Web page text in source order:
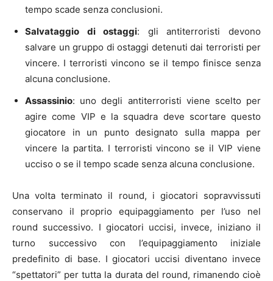
tempo scade senza conclusioni.
Salvataggio di ostaggi: gli antiterroristi devono
salvare un gruppo di ostaggi detenuti dai terroristi per
vincere. I terroristi vincono se il tempo finisce senza
alcuna conclusione.
Assassinio: uno degli antiterroristi viene scelto per
agire come VIP e la squadra deve scortare questo
giocatore in un punto designato sulla mappa per
vincere la partita. I terroristi vincono se il VIP viene
ucciso o se il tempo scade senza alcuna conclusione.
Una volta terminato il round, i giocatori sopravvissuti
conservano il proprio equipaggiamento per l’uso nel
round successivo. I giocatori uccisi, invece, iniziano il
turno successivo con l’equipaggiamento iniziale
predefinito di base. I giocatori uccisi diventano invece
“spettatori” per tutta la durata del round, rimanendo cioè